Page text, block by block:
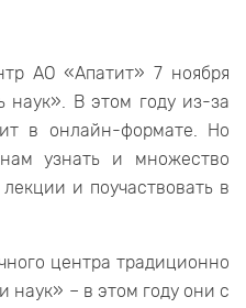
АО «Апатит» 7 ноября
наук». В этом году из-за
в онлайн-формате. Но
узнать и множество
и поучаствовать в
центра традиционно
наук» – в этом году они с